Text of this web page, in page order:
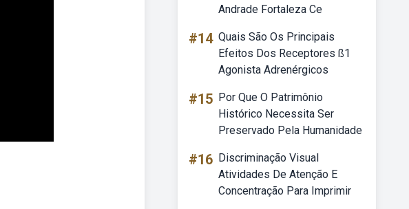
Andrade Fortaleza Ce
#14 Quais São Os Principais
Efeitos Dos Receptores ß1
Agonista Adrenérgicos
#15 Por Que O Patrimônio
Histórico Necessita Ser
Preservado Pela Humanidade
#16 Discriminação Visual
Atividades De Atenção E
Concentração Para Imprimir